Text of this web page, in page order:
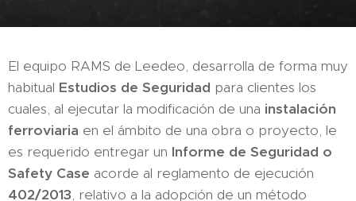
El equipo RAMS de Leedeo, desarrolla de forma muy
habitual Estudios de Seguridad para clientes los
cuales, al ejecutar la modificación de una instalación
ferroviaria en el ámbito de una obra o proyecto, le
es requerido entregar un Informe de Seguridad o
Safety Case acorde al reglamento de ejecución
402/2013, relativo a la adopción de un método